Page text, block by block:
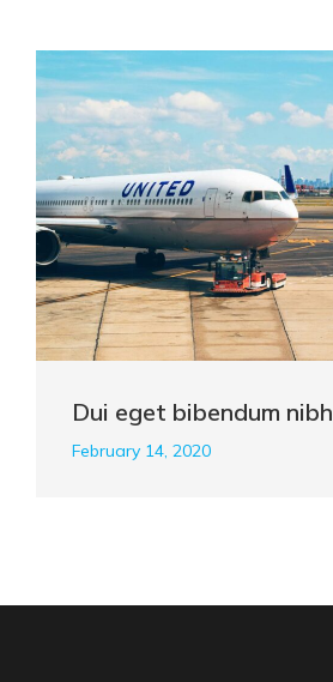
Dui eget bibendum nibh
February 14, 2020